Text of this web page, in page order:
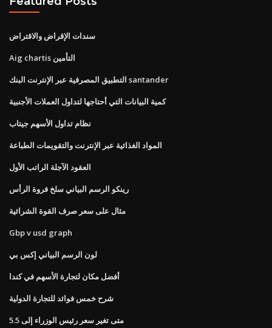
سندات الإقراض والاقتراض
Aig chartis التأمين
التطبيق المصرفية عبر الإنترنت البنك santander
كمية البيانات التي أحتاجها لتداول العملات الأجنبية
نظام تداول الأسهم جيتاب
المواد الغذائية عبر الإنترنت والتقويمات الطباعة
العقود الآجلة الراتب الأول
رينكو الرسم البياني سلخ فروة الرأس
مثال على سعر صرف القوة الشرائية
Gbp v usd graph
لون الرسم البياني إكس بي
أفضل مكان لتجارة الأسهم في كندا
شرح خمس فوائد للتجارة الدولية
متى تغير سعر رئيس الوزراء إلى 5.5